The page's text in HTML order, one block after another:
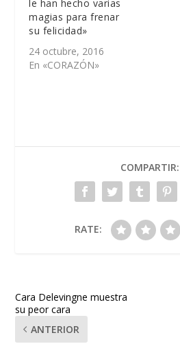
le han hecho varias
magias para frenar
su felicidad»
24 octubre, 2016
En «CORAZÓN»
COMPARTIR:
RATE:
Cara Delevingne muestra
su peor cara
ANTERIOR